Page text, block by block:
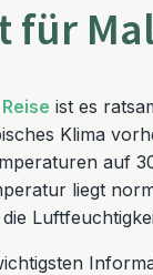
für
ist es
Klima
auf
liegt